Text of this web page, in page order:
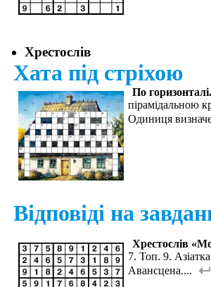
Хрестослів
Хата під стріхою
По горизонталі.
пірамідальною
Одиниця
Відповіді на
Хрестослів
7. Топ. 9.
Авансцена....